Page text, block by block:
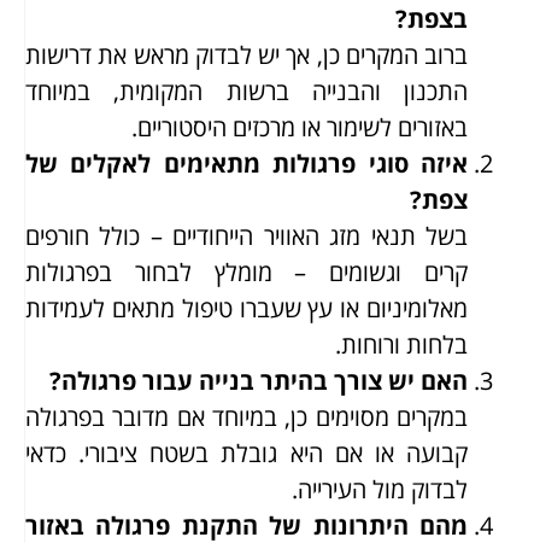
בצפת?
ברוב המקרים כן, אך יש לבדוק מראש את דרישות
התכנון והבנייה ברשות המקומית, במיוחד
באזורים לשימור או מרכזים היסטוריים.
איזה סוגי פרגולות מתאימים לאקלים של
צפת?
בשל תנאי מזג האוויר הייחודיים – כולל חורפים
קרים וגשומים – מומלץ לבחור בפרגולות
מאלומיניום או עץ שעברו טיפול מתאים לעמידות
בלחות ורוחות.
האם יש צורך בהיתר בנייה עבור פרגולה?
במקרים מסוימים כן, במיוחד אם מדובר בפרגולה
קבועה או אם היא גובלת בשטח ציבורי. כדאי
לבדוק מול העירייה.
מהם היתרונות של התקנת פרגולה באזור